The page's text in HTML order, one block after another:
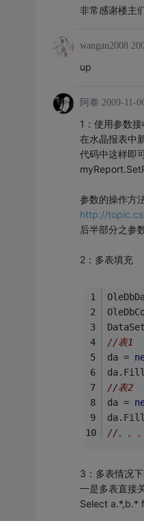
非常感谢楼主
wangan2008
up
阿泰 2009-11-
1：使用参数
在水晶报表中
代码中这样即
参数的操作方
http://
后半部分之参
2：多表填充
//表1
da =
//表2
da =
//。。。
3：多表情况
一是多表直接
Select a.*,b.*